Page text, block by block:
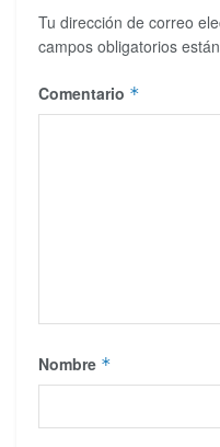
Tu dirección de correo
campos obligatorios
Comentario *
Nombre *